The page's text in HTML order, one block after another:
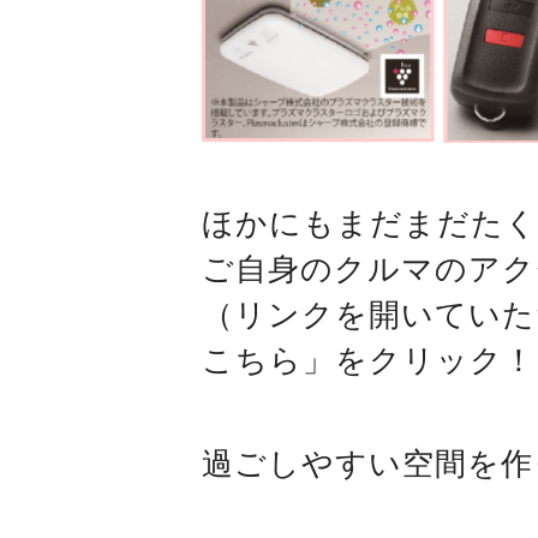
ほかにもまだまだた
ご自身のクルマのア
（リンクを開いてい
こちら」をクリック
過ごしやすい空間を